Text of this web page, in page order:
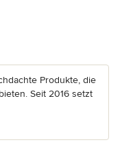
Sternen
Produkte, die
Seit 2016 setzt